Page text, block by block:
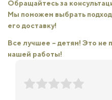
Обращайтесь за
Мы поможем выбрать
его доставку!
Все лучшее – детям! Это не
нашей работы!